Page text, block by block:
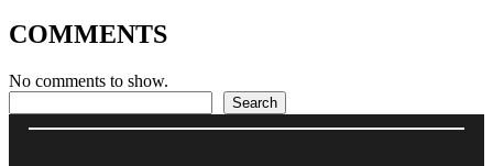
COMMENTS
No comments to show.
Search